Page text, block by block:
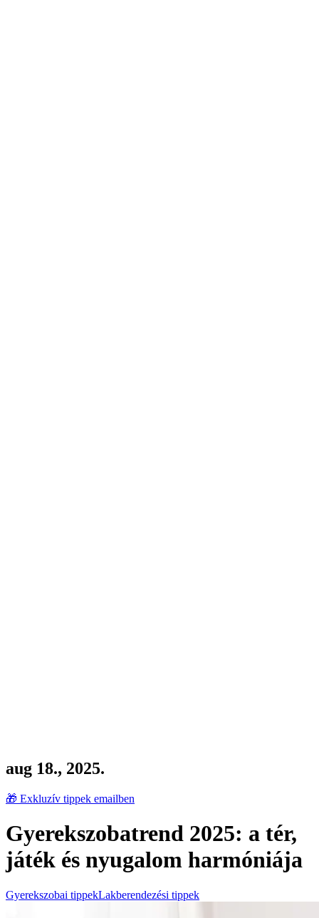
aug 18., 2025.
🎁 Exkluzív tippek emailben
Gyerekszobatrend 2025: a tér,
játék és nyugalom harmóniája
Gyerekszobai tippekLakberendezési tippek